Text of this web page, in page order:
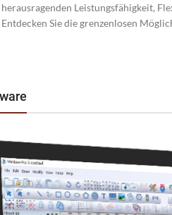
Leistungsfähigkeit,
Sie die grenzenlosen